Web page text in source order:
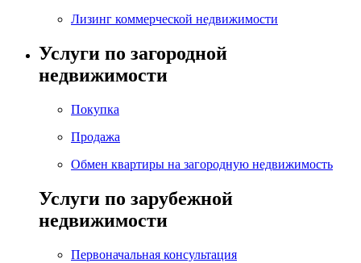
Лизинг коммерческой недвижимости
Услуги по загородной
недвижимости
Покупка
Продажа
Обмен квартиры на загородную недвижимость
Услуги по зарубежной
недвижимости
Первоначальная консультация